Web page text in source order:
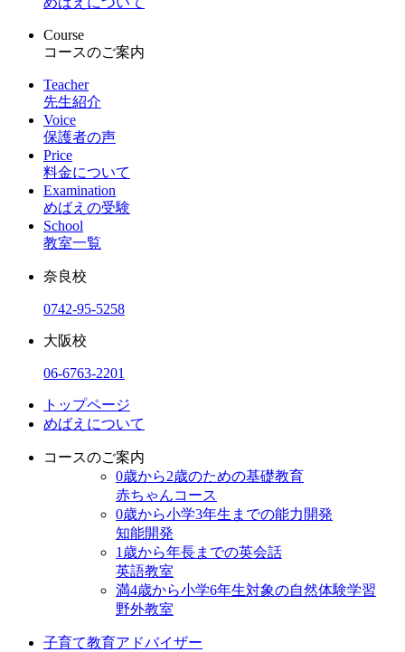
Course
コースのご案内
Teacher
先生紹介
Voice
保護者の声
Price
料金について
Examination
めばえの受験
School
教室一覧
奈良校
0742-95-5258
大阪校
06-6763-2201
トップページ
めばえについて
コースのご案内
0歳から2歳のための基礎教育
赤ちゃんコース
0歳から小学3年生までの能力開発
知能開発
1歳から年⻑までの英会話
英語教室
満4歳から小学6年生対象の自然体験学習
野外教室
子育て教育アドバイザー